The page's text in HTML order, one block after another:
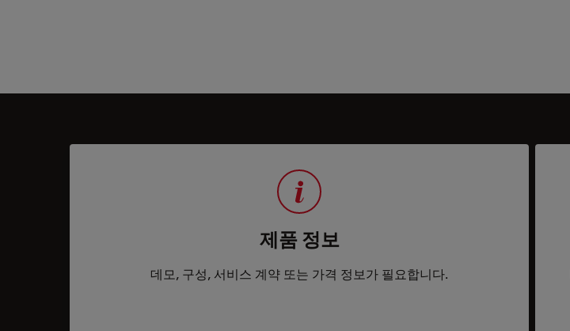
제품 정보
데모, 구성, 서비스 계약 또는 가격 정보가 필요합니다.